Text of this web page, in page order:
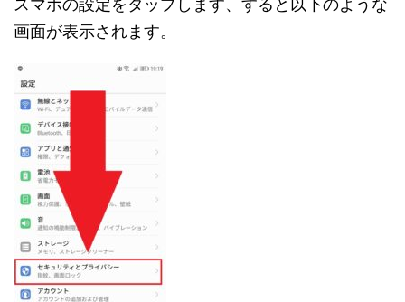
スマホの設定をタップします、すると以下のような
画面が表示されます。